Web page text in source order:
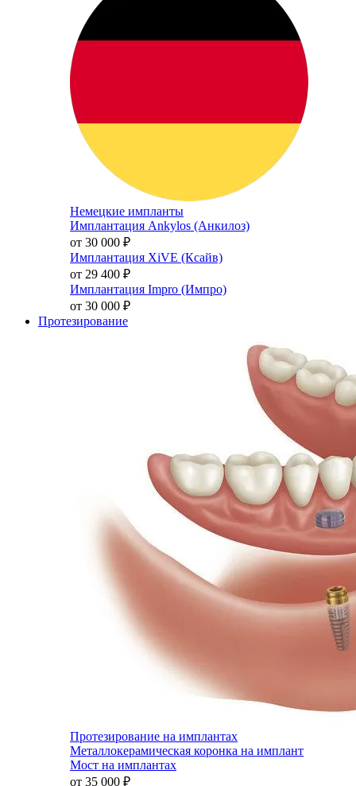
Немецкие импланты
Имплантация Ankylos (Анкилоз)
от 30 000 ₽
Имплантация XiVE (Ксайв)
от 29 400 ₽
Имплантация Impro (Импро)
от 30 000 ₽
Протезирование
Протезирование на имплантах
Металлокерамическая коронка на имплант
Мост на имплантах
от 35 000 ₽